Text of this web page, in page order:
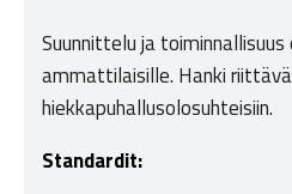
Suunnittelu ja
ammattilaisille. Hanki
hiekkapuhallusolosuhteisiin.
Standardit: